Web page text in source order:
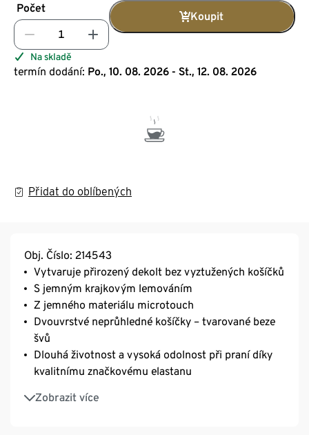
Počet
Koupit
Na skladě
termín dodání: Po., 10. 08. 2026 - St., 12. 08. 2026
Přidat do oblíbených
Obj. Číslo: 214543
Vytvaruje přirozený dekolt bez vyztužených košíčků
S jemným krajkovým lemováním
Z jemného materiálu microtouch
Dvouvrstvé neprůhledné košíčky – tvarované beze
švů
Dlouhá životnost a vysoká odolnost při praní díky
kvalitnímu značkovému elastanu
Zobrazit více
Délkově nastavitelná ramínka